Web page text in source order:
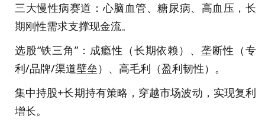
三大慢性病赛道：心脑血管、糖尿病、高血压，长
期刚性需求支撑现金流。
选股“铁三角”：成瘾性（长期依赖）、垄断性（专
利/品牌/渠道壁垒）、高毛利（盈利韧性）。
集中持股+长期持有策略，穿越市场波动，实现复利
增长。